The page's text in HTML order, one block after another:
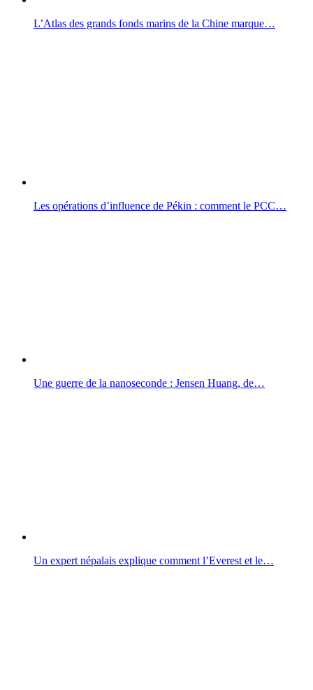
L’Atlas des grands fonds marins de la Chine marque…
Les opérations d’influence de Pékin : comment le PCC…
Une guerre de la nanoseconde : Jensen Huang, de…
Un expert népalais explique comment l’Everest et le…